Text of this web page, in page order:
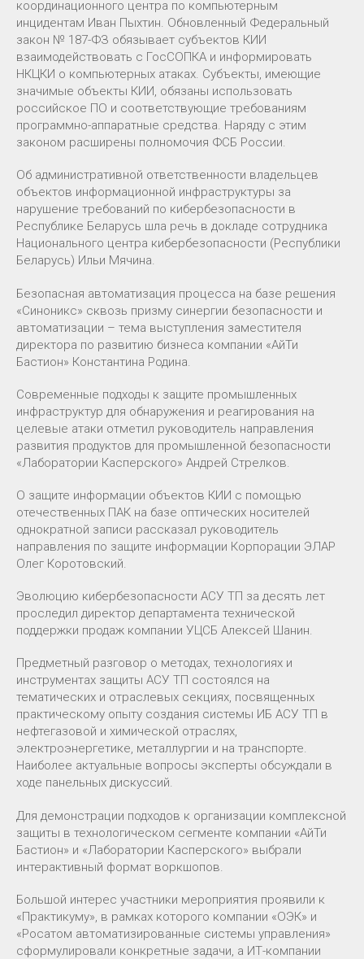
координационного центра по компьютерным
инцидентам Иван Пыхтин. Обновленный Федеральный
закон № 187-ФЗ обязывает субъектов КИИ
взаимодействовать с ГосСОПКА и информировать
НКЦКИ о компьютерных атаках. Субъекты, имеющие
значимые объекты КИИ, обязаны использовать
российское ПО и соответствующие требованиям
программно-аппаратные средства. Наряду с этим
законом расширены полномочия ФСБ России.
Об административной ответственности владельцев
объектов информационной инфраструктуры за
нарушение требований по кибербезопасности в
Республике Беларусь шла речь в докладе сотрудника
Национального центра кибербезопасности (Республики
Беларусь) Ильи Мячина.
Безопасная автоматизация процесса на базе решения
«Синоникс» сквозь призму синергии безопасности и
автоматизации – тема выступления заместителя
директора по развитию бизнеса компании «АйТи
Бастион» Константина Родина.
Современные подходы к защите промышленных
инфраструктур для обнаружения и реагирования на
целевые атаки отметил руководитель направления
развития продуктов для промышленной безопасности
«Лаборатории Касперского» Андрей Стрелков.
О защите информации объектов КИИ с помощью
отечественных ПАК на базе оптических носителей
однократной записи рассказал руководитель
направления по защите информации Корпорации ЭЛАР
Олег Коротовский.
Эволюцию кибербезопасности АСУ ТП за десять лет
проследил директор департамента технической
поддержки продаж компании УЦСБ Алексей Шанин.
Предметный разговор о методах, технологиях и
инструментах защиты АСУ ТП состоялся на
тематических и отраслевых секциях, посвященных
практическому опыту создания системы ИБ АСУ ТП в
нефтегазовой и химической отраслях,
электроэнергетике, металлургии и на транспорте.
Наиболее актуальные вопросы эксперты обсуждали в
ходе панельных дискуссий.
Для демонстрации подходов к организации комплексной
защиты в технологическом сегменте компании «АйТи
Бастион» и «Лаборатории Касперского» выбрали
интерактивный формат воркшопов.
Большой интерес участники мероприятия проявили к
«Практикуму», в рамках которого компании «ОЭК» и
«Росатом автоматизированные системы управления»
сформулировали конкретные задачи, а ИТ-компании